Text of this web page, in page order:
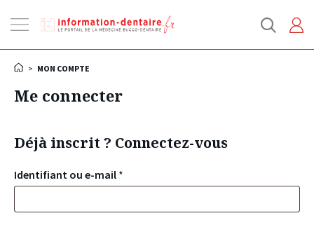
la
> MON COMPTE
Me connecter
Déjà inscrit ? Connectez-vous
Identifiant ou e-mail *